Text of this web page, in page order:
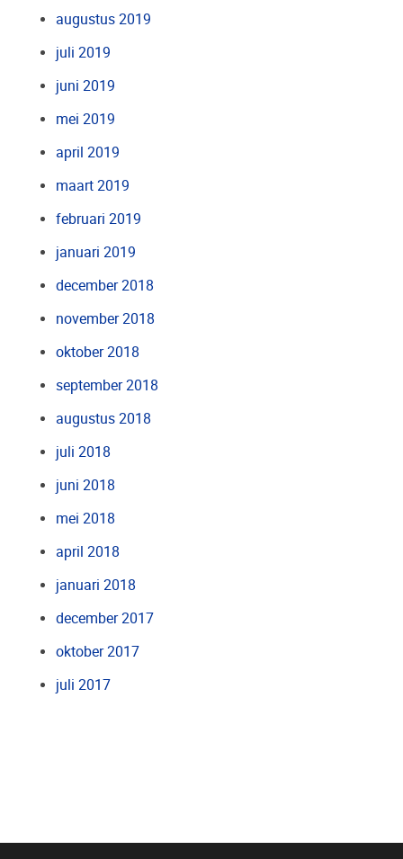
augustus 2019
juli 2019
juni 2019
mei 2019
april 2019
maart 2019
februari 2019
januari 2019
december 2018
november 2018
oktober 2018
september 2018
augustus 2018
juli 2018
juni 2018
mei 2018
april 2018
januari 2018
december 2017
oktober 2017
juli 2017